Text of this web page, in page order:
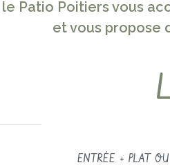
Patio Poitiers vous
et vous propose
ENTRÉE + PLAT